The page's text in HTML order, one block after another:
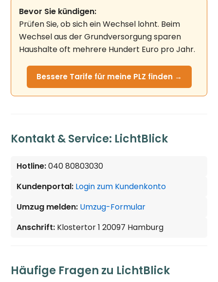
Bevor Sie kündigen:
Prüfen Sie, ob sich ein Wechsel lohnt. Beim
Wechsel aus der Grundversorgung sparen
Haushalte oft mehrere Hundert Euro pro Jahr.
Bessere Tarife für meine PLZ finden →
Kontakt & Service: LichtBlick
Hotline:040 80803030
Kundenportal: Login zum Kundenkonto
Umzug melden: Umzug-Formular
Anschrift: Klostertor 1 20097 Hamburg
Häufige Fragen zu LichtBlick